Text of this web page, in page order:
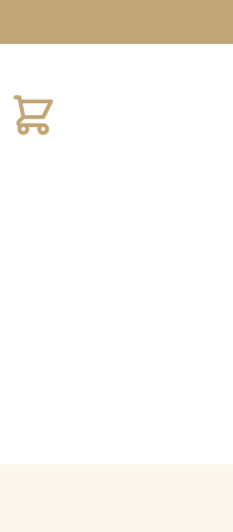
Cart